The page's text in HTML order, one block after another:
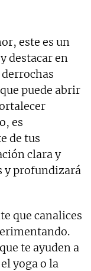
este es un
destacar en
puede abrir
es
de tus
clara y
y profundizará
que canalices
te ayuden a
yoga o la